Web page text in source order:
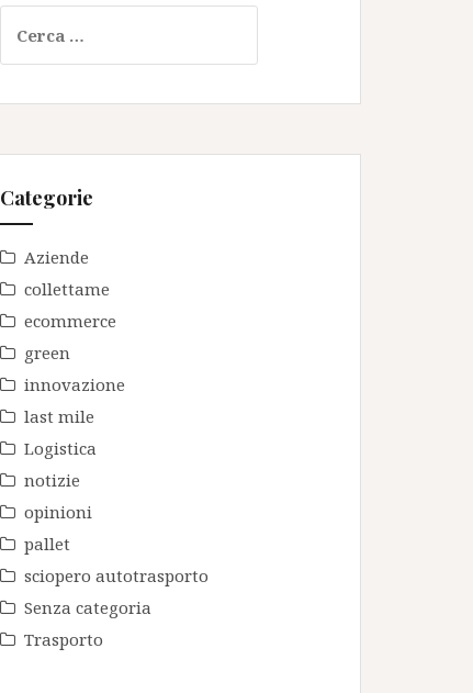
per:
Categorie
Aziende
collettame
ecommerce
green
innovazione
last mile
Logistica
notizie
opinioni
pallet
sciopero autotrasporto
Senza categoria
Trasporto